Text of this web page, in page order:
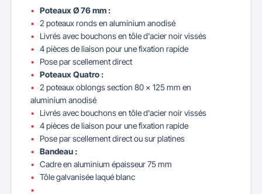
Poteaux Ø 76 mm :
2 poteaux ronds en aluminium anodisé
Livrés avec bouchons en tôle d'acier noir vissés
4 pièces de liaison pour une fixation rapide
Pose par scellement direct
Poteaux Quatro :
2 poteaux oblongs section 80 x 125 mm en
aluminium anodisé
Livrés avec bouchons en tôle d'acier noir vissés
4 pièces de liaison pour une fixation rapide
Pose par scellement direct ou sur platines
Bandeau :
Cadre en aluminium épaisseur 75 mm
Tôle galvanisée laqué blanc